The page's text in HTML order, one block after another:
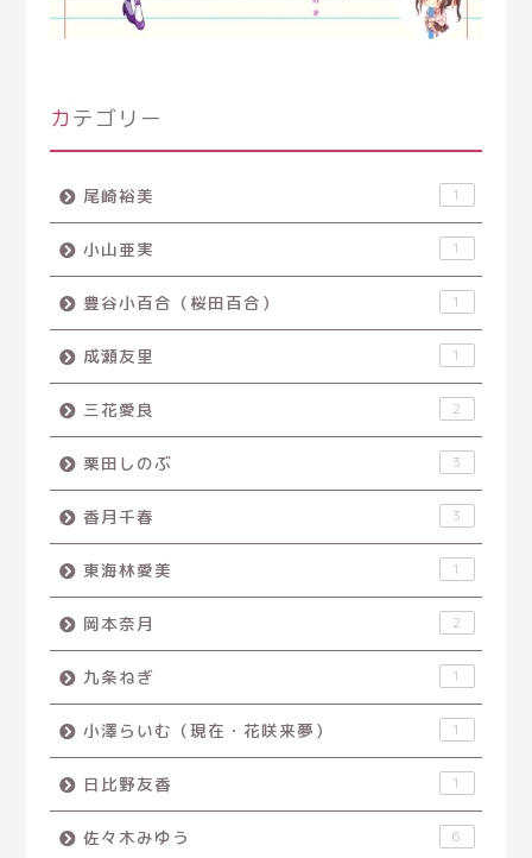
カテゴリー
尾崎裕美 1
小山亜実 1
豊谷小百合（桜田百合） 1
成瀬友里 1
三花愛良 2
栗田しのぶ 3
香月千春 3
東海林愛美 1
岡本奈月 2
九条ねぎ 1
小澤らいむ（現在・花咲来夢） 1
日比野友香 1
佐々木みゆう 6